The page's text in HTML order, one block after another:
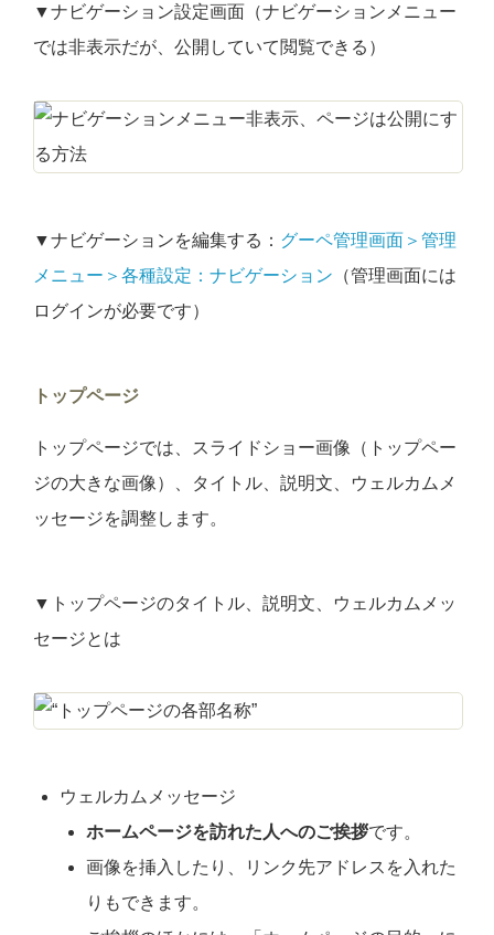
▼ナビゲーション設定画面（ナビゲーションメニュー
では非表示だが、公開していて閲覧できる）
▼ナビゲーションを編集する： グーペ管理画面＞管理
メニュー＞各種設定：ナビゲーション （管理画面には
ログインが必要です）
トップページ
トップページでは、スライドショー画像（トップペー
ジの大きな画像）、タイトル、説明文、ウェルカムメ
ッセージを調整します。
▼トップページのタイトル、説明文、ウェルカムメッ
セージとは
ウェルカムメッセージ
ホームページを訪れた人へのご挨拶です。
画像を挿入したり、リンク先アドレスを入れた
りもできます。